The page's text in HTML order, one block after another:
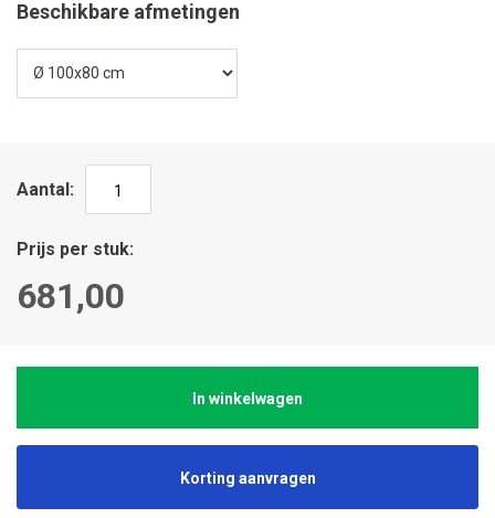
Beschikbare afmetingen
Aantal
Prijs per stuk
681,00
In winkelwagen
Korting aanvragen